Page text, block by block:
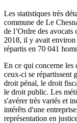
Les statistiques très
commune de Le
de l’Ordre des avocats
2018, il y avait environ
répartis en 70 041
En ce qui concerne les
ceux-ci se répartissent
droit pénal, le droit
le droit public. Les
s'avérer très variés et
intérêts d'une
représentation en